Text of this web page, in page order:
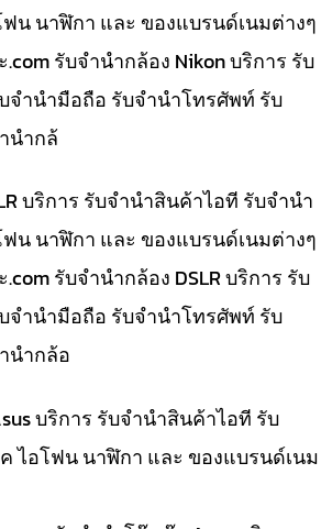
น นาฬิกา และ ของแบรนด์เนมต่างๆ
รับจำนำกล้อง Nikon บริการ รับ
จำนำมือถือ รับจำนำโทรศัพท์ รับ
นำกล้
บริการ รับจำนำสินค้าไอที รับจำนำ
น นาฬิกา และ ของแบรนด์เนมต่างๆ
รับจำนำกล้อง DSLR บริการ รับ
จำนำมือถือ รับจำนำโทรศัพท์ รับ
นำกล้อ
บริการ รับจำนำสินค้าไอที รับ
ไอโฟน นาฬิกา และ ของแบรนด์เนม